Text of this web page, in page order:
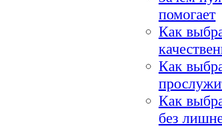
помогает
Как
Как
Как
без